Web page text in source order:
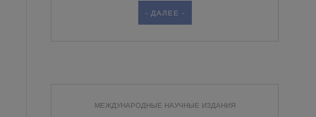
- ДАЛЕЕ -
МЕЖДУНАРОДНЫЕ НАУЧНЫЕ ИЗДАНИЯ